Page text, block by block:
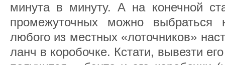
минута в минуту. А на конечной
промежуточных можно
любого из местных «лоточников»
ланч в коробочке. Кстати, вывезти